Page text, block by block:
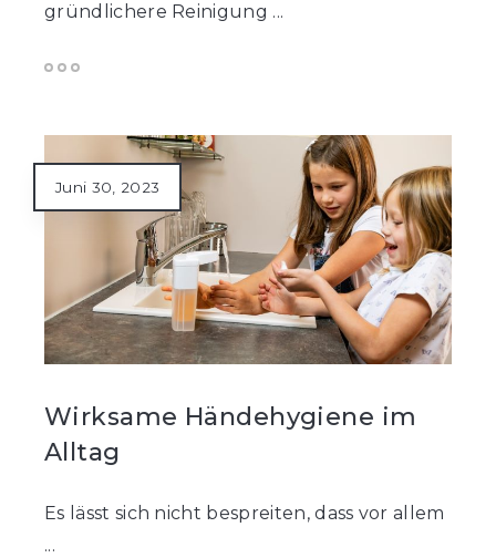
gründlichere Reinigung ...
Wirksame Händehygiene im
Alltag
Juni 30, 2023
Es lässt sich nicht bespreiten, dass vor allem
...